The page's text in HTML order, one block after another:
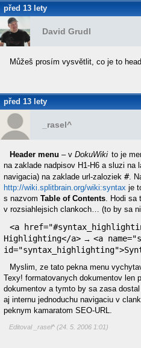
před 13 lety
David Grudl
Můžeš prosím vysvětlit, co je to
před 13 lety
_rasel^
Header menu – vDokuWiki to je
na zaklade nadpisov H1-H6 a sluzi na
navigacia) na zaklade url-zaloziek #.
http://wiki.splitbrain.org/wiki:syntax je
s nazvom Table of Contents. Hodi sa
v rozsiahlejsich clankoch… (to by sa
<a
Highlighting</a> → <a
Myslim, ze tato pekna menu
Texy! formatovanych dokumentov len
dokumentov a tymto by sa zasa
aj internu jednoduchu navigaciu v
peknym kamaratom SEO-URL.
Editoval _rasel^ (24. 5. 2006 1:01)